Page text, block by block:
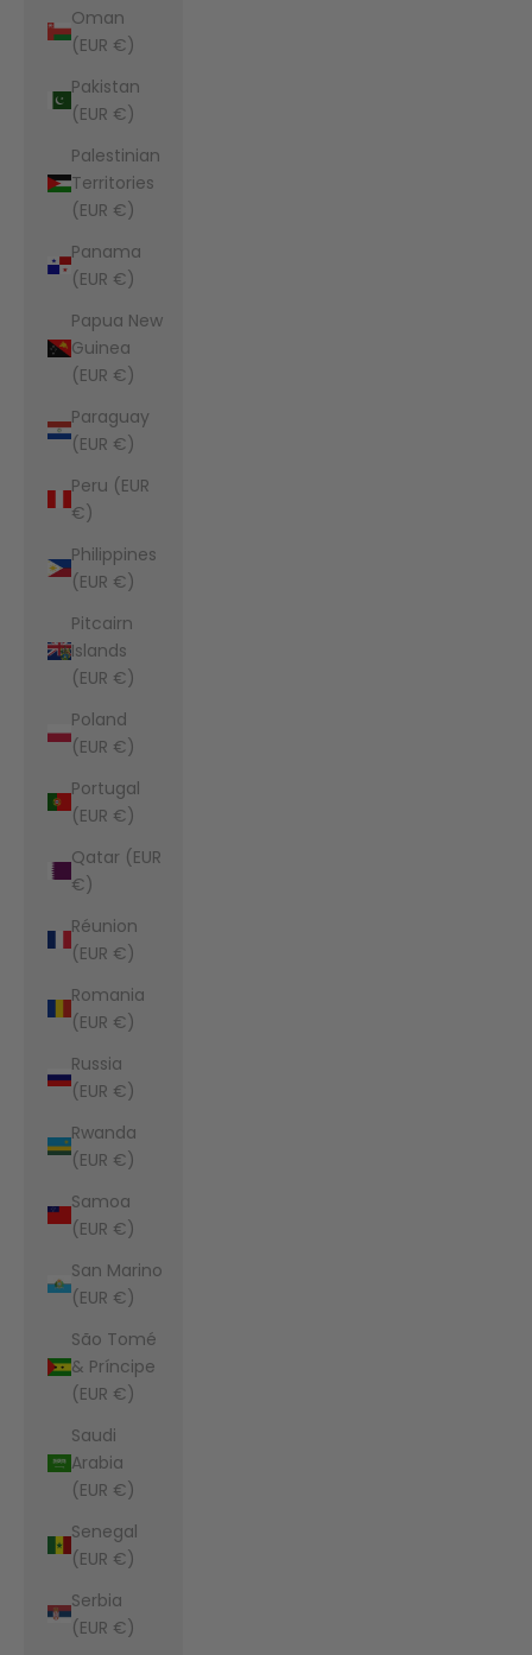
Oman
(EUR €)
Pakistan
(EUR €)
Palestinian
Territories
(EUR €)
Panama
(EUR €)
Papua New
Guinea
(EUR €)
Paraguay
(EUR €)
Peru (EUR
€)
Philippines
(EUR €)
Pitcairn
Islands
(EUR €)
Poland
(EUR €)
Portugal
(EUR €)
Qatar (EUR
€)
Réunion
(EUR €)
Romania
(EUR €)
Russia
(EUR €)
Rwanda
(EUR €)
Samoa
(EUR €)
San Marino
(EUR €)
São Tomé
& Príncipe
(EUR €)
Saudi
Arabia
(EUR €)
Senegal
(EUR €)
Serbia
(EUR €)